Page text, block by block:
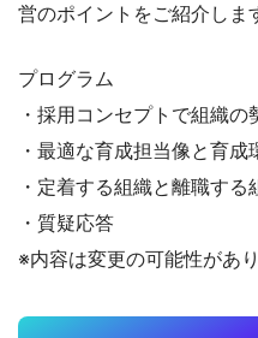
営のポイントをご紹介しま
プログラム
・採用コンセプトで組織の
・最適な育成担当像と育成
・定着する組織と離職する
・質疑応答
※内容は変更の可能性があり